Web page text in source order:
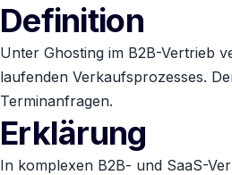
Definition
Unter Ghosting im B2B-Vertrieb
laufenden Verkaufsprozesses.
Terminanfragen.
Erklärung
In komplexen B2B- und SaaS-